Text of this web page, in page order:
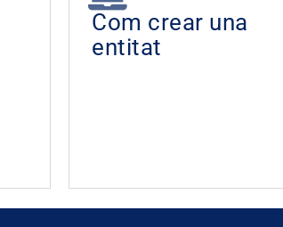
Com crear una
entitat